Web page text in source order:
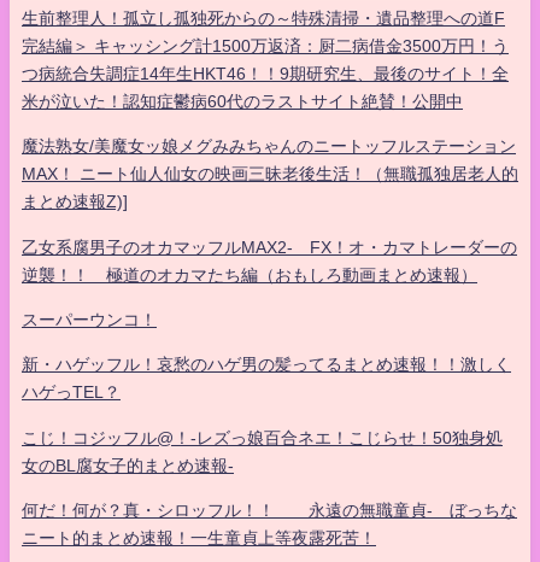
生前整理人！孤立し孤独死からの～特殊清掃・遺品整理への道F
完結編＞ キャッシング計1500万返済：厨二病借金3500万円！う
つ病統合失調症14年生HKT46！！9期研究生、最後のサイト！全
米が泣いた！認知症鬱病60代のラストサイト絶賛！公開中
魔法熟女/美魔女ッ娘メグみみちゃんのニートッフルステーション
MAX！ ニート仙人仙女の映画三昧老後生活！（無職孤独居老人的
まとめ速報Z)]
乙女系腐男子のオカマッフルMAX2- FX！オ・カマトレーダーの
逆襲！！ 極道のオカマたち編（おもしろ動画まとめ速報）
スーパーウンコ！
新・ハゲッフル！哀愁のハゲ男の髪ってるまとめ速報！！激しく
ハゲっTEL？
こじ！コジッフル@！-レズっ娘百合ネエ！こじらせ！50独身処
女のBL腐女子的まとめ速報-
何だ！何が？真・シロッフル！！ 永遠の無職童貞- ぼっちな
ニート的まとめ速報！一生童貞上等夜露死苦！